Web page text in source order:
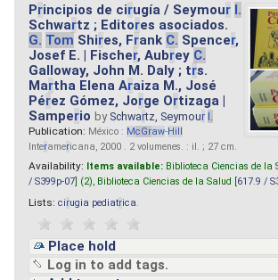
Principios de cirugía / Seymour I.
Schwartz ; Editores asociados.
G. Tom Shires, Frank C. Spencer,
Josef E. | Fischer, Aubrey C.
Galloway, John M. Daly ; trs.
Martha Elena Araiza M., José
Pérez Gómez, Jorge Ortizaga |
Samperio by Schwartz, Seymour I.
Publication: México : McGraw-Hill
Interamericana, 2000 . 2 volumenes. : il. ; 27 cm.
Availability: Items available: Biblioteca Ciencias de la
/ S399p-07 ] (2), Biblioteca Ciencias de la Salud [ 617.9 /
Lists: cirugia pediatrica
Place hold
Log in to add tags.